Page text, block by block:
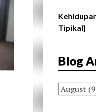
Tipikal]
Blog